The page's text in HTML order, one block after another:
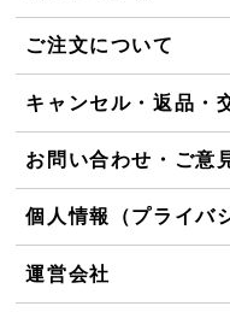
ご注文について
キャンセル・返品・
お問い合わせ・ご意
個人情報（プライバ
運営会社